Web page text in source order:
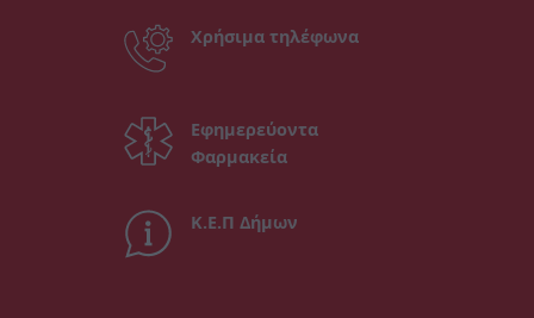
Χρήσιμα τηλέφωνα
Εφημερεύοντα
Φαρμακεία
Κ.Ε.Π Δήμων